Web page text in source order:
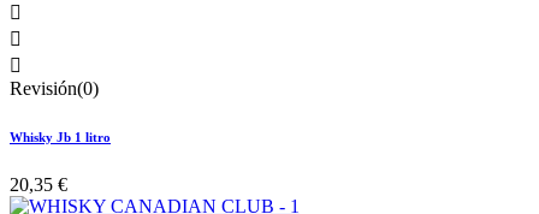



Revisión(0)
Whisky Jb 1 litro
20,35 €